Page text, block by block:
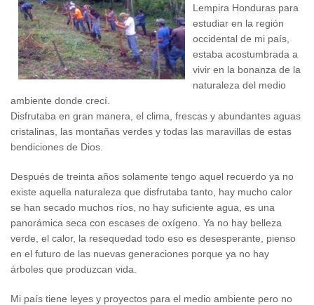
Lempira Honduras para
estudiar en la región
occidental de mi país,
estaba acostumbrada a
vivir en la bonanza de la
naturaleza del medio
ambiente donde crecí.
Disfrutaba en gran manera, el clima, frescas y abundantes aguas
cristalinas, las montañas verdes y todas las maravillas de estas
bendiciones de Dios.
Después de treinta años solamente tengo aquel recuerdo ya no
existe aquella naturaleza que disfrutaba tanto, hay mucho calor
se han secado muchos ríos, no hay suficiente agua, es una
panorámica seca con escases de oxígeno. Ya no hay belleza
verde, el calor, la resequedad todo eso es desesperante, pienso
en el futuro de las nuevas generaciones porque ya no hay
árboles que produzcan vida.
Mi país tiene leyes y proyectos para el medio ambiente pero no